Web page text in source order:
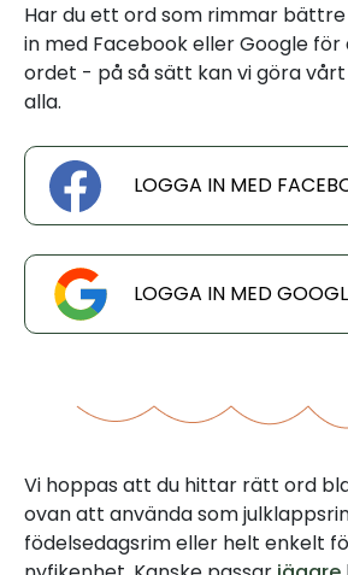
Har du ett ord som rimmar bättre
in med Facebook eller Google
ordet - på så sätt kan vi göra
alla.
LOGGA IN MED
LOGGA IN MED
Vi hoppas att du hittar rätt ord
ovan att använda som
födelsedagsrim eller helt enkelt